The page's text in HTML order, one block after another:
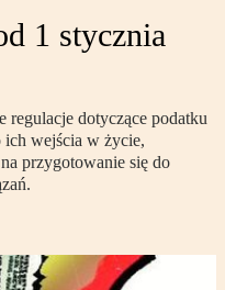
1 stycznia
regulacje dotyczące podatku
ich wejścia w życie,
przygotowanie się do